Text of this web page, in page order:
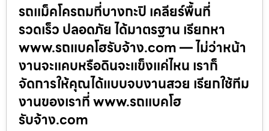
รถแม็คโครถมที่บางกะปิ เคลียร์พื้นที่
รวดเร็ว ปลอดภัย ได้มาตรฐาน เรียกหา
www.รถแบคโฮรับจ้าง.com — ไม่ว่าหน้า
งานจะแคบหรือดินจะแข็งแค่ไหน เราก็
จัดการให้คุณได้แบบจบงานสวย เรียกใช้ทีม
งานของเราที่ www.รถแบคโฮ
รับจ้าง.com